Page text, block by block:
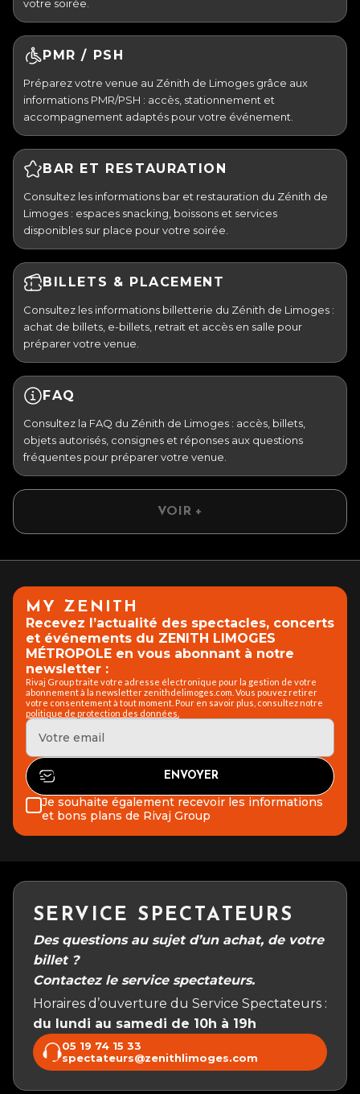
votre soirée.
PMR / PSH
Préparez votre venue au Zénith de Limoges grâce aux
informations PMR/PSH : accès, stationnement et
accompagnement adaptés pour votre événement.
BAR ET RESTAURATION
Consultez les informations bar et restauration du Zénith de
Limoges : espaces snacking, boissons et services
disponibles sur place pour votre soirée.
BILLETS & PLACEMENT
Consultez les informations billetterie du Zénith de Limoges :
achat de billets, e-billets, retrait et accès en salle pour
préparer votre venue.
FAQ
Consultez la FAQ du Zénith de Limoges : accès, billets,
objets autorisés, consignes et réponses aux questions
fréquentes pour préparer votre venue.
VOIR +
MY ZENITH
Recevez l’actualité des spectacles, concerts
et événements du ZENITH LIMOGES
MÉTROPOLE en vous abonnant à notre
newsletter :
Rivaj Group traite votre adresse électronique pour la gestion de votre
abonnement à la newsletter zenithdelimoges.com. Vous pouvez retirer
votre consentement à tout moment. Pour en savoir plus, consultez notre
politique de protection des données.
Je souhaite également recevoir les informations
et bons plans de Rivaj Group
SERVICE SPECTATEURS
Des questions au sujet d’un achat, de votre
billet ?
Contactez le service spectateurs.
Horaires d’ouverture du Service Spectateurs :
du lundi au samedi de 10h à 19h
05 19 74 15 33
spectateurs@zenithlimoges.com